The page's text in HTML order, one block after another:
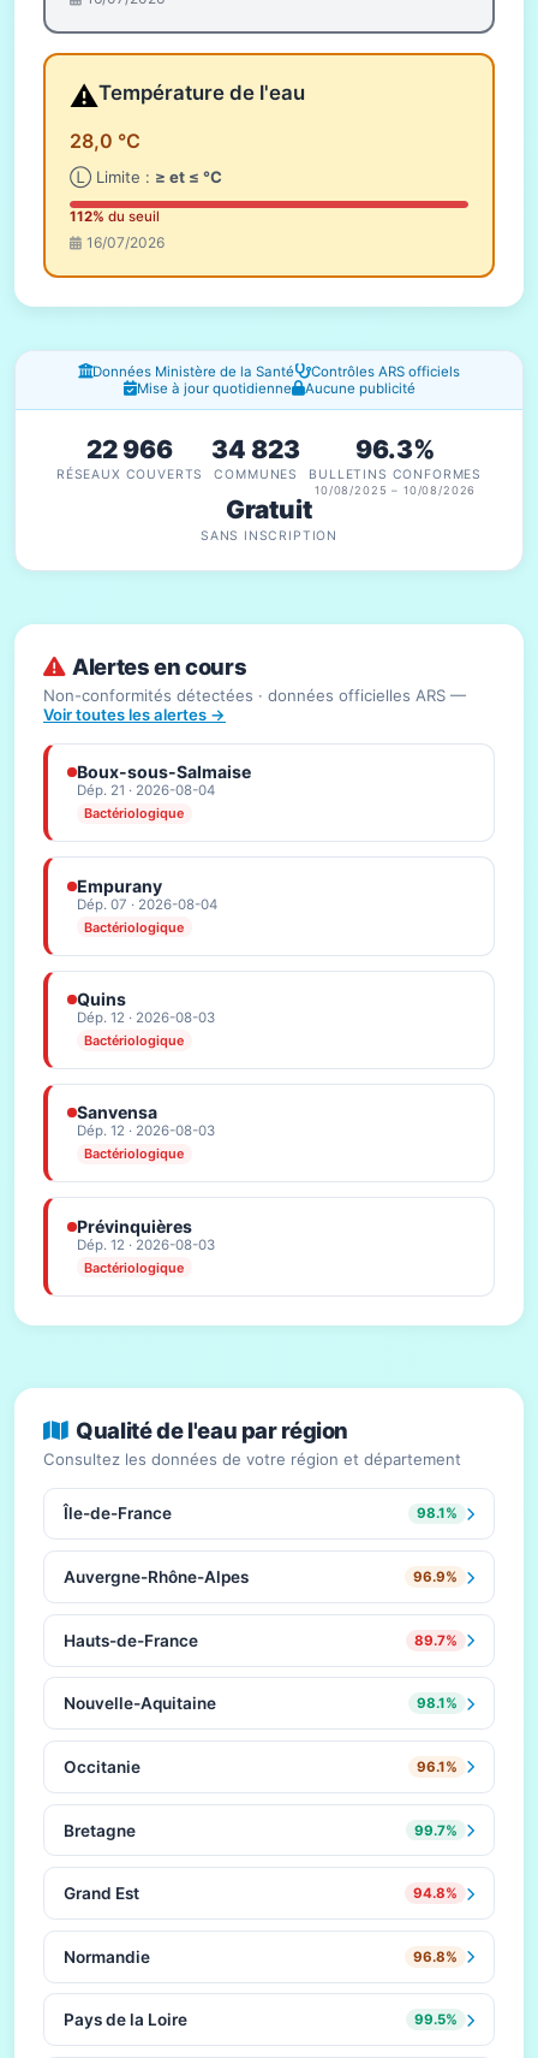
⚠️Température de l'eau
28,0 °C
Ⓛ Limite : ≥ et ≤ °C
112% du seuil
16/07/2026
Fenêtres d'information
Données Ministère de la Santé
Contrôles ARS officiels
Mise à jour quotidienne
Aucune publicité
22 966
RÉSEAUX COUVERTS
34 823
COMMUNES
96.3%
BULLETINS CONFORMES
10/08/2025 – 10/08/2026
Gratuit
SANS INSCRIPTION
Alertes en cours
Non-conformités détectées · données officielles ARS —
Voir toutes les alertes →
Boux-sous-Salmaise
Dép. 21 · 2026-08-04
Bactériologique
Empurany
Dép. 07 · 2026-08-04
Bactériologique
Quins
Dép. 12 · 2026-08-03
Bactériologique
Sanvensa
Dép. 12 · 2026-08-03
Bactériologique
Prévinquières
Dép. 12 · 2026-08-03
Bactériologique
Qualité de l'eau par région
Consultez les données de votre région et département
Île-de-France 98.1%
Auvergne-Rhône-Alpes 96.9%
Hauts-de-France 89.7%
Nouvelle-Aquitaine 98.1%
Occitanie 96.1%
Bretagne 99.7%
Grand Est 94.8%
Normandie 96.8%
Pays de la Loire 99.5%